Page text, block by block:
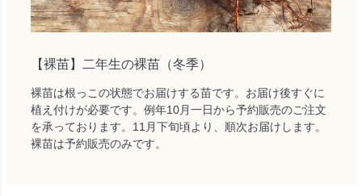
【裸苗】二年生の裸苗（冬季）
裸苗は根っこの状態でお届けする苗です。お届け後すぐに
植え付けが必要です。例年10月一日から予約販売のご注文
を承っております。11月下旬頃より、順次お届けします。
裸苗は予約販売のみです。